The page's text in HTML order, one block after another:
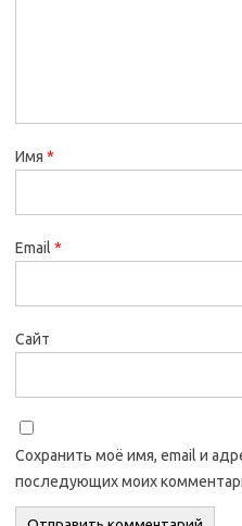
Имя *
Email *
Сайт
Сохранить моё имя, email и
последующих моих